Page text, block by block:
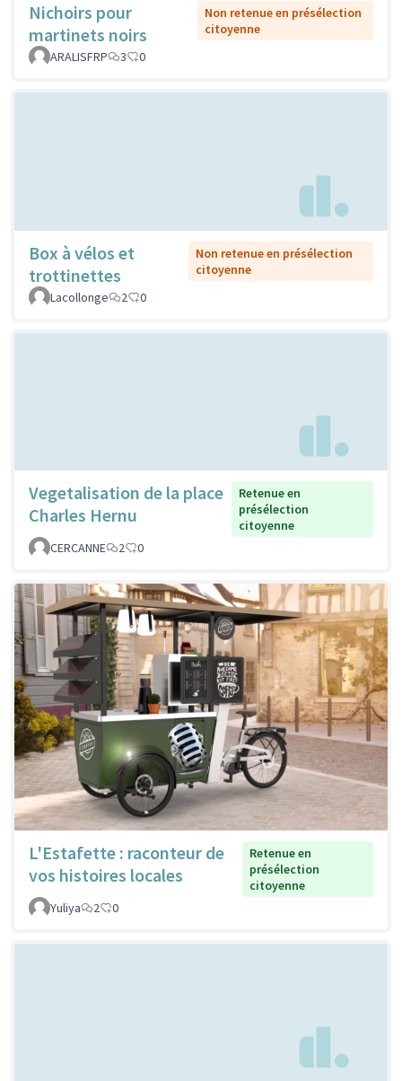
Nichoirs pour
martinets noirs
Non retenue en présélection
citoyenne
ARALISFRP
3 0
Box à vélos et
trottinettes
Non retenue en présélection
citoyenne
Lacollonge
2 0
Vegetalisation de la place
Charles Hernu
Retenue en
présélection
citoyenne
CERCANNE
2 0
L'Estafette : raconteur de
vos histoires locales
Retenue en
présélection
citoyenne
Yuliya
2 0